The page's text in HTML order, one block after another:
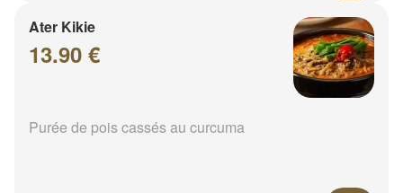
Ater Kikie
13.90 €
Purée de pois cassés au curcuma